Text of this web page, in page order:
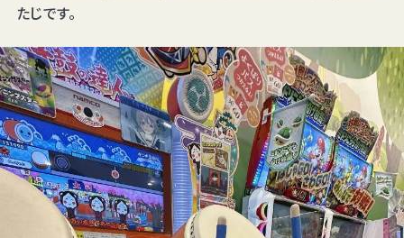
たじです。